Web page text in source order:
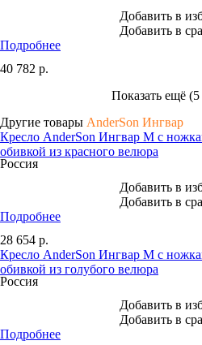
Добавить в
Добавить в
Подробнее
40 782 р.
Показать ещё (5
Другие товары AnderSon Ингвар
Кресло AnderSon Ингвар М с
обивкой из красного велюра
Россия
Добавить в
Добавить в
Подробнее
28 654 р.
Кресло AnderSon Ингвар М с
обивкой из голубого велюра
Россия
Добавить в
Добавить в
Подробнее